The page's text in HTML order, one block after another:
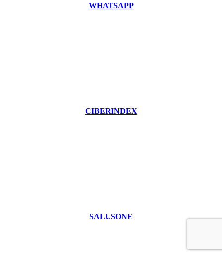
WHATSAPP
CIBERINDEX
SALUSONE